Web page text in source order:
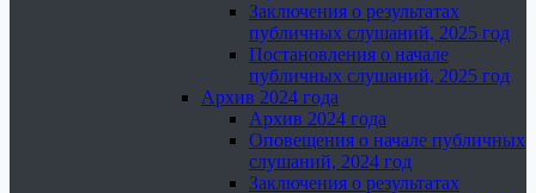
Заключения о результатах
публичных слушаний, 2025 год
Постановления о начале
публичных слушаний, 2025 год
Архив 2024 года
Архив 2024 года
Оповещения о начале публичных
слушаний, 2024 год
Заключения о результатах